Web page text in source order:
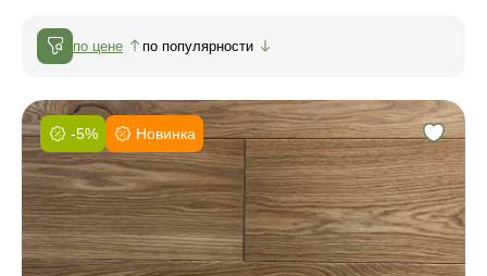
по цене по популярности
-5% Новинка
Фаска:
Соединение:
Обработка:
Длина:
Ширина: